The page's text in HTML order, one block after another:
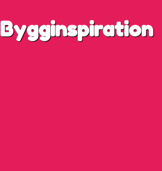
Bygginspiration